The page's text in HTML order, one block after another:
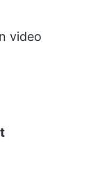
video